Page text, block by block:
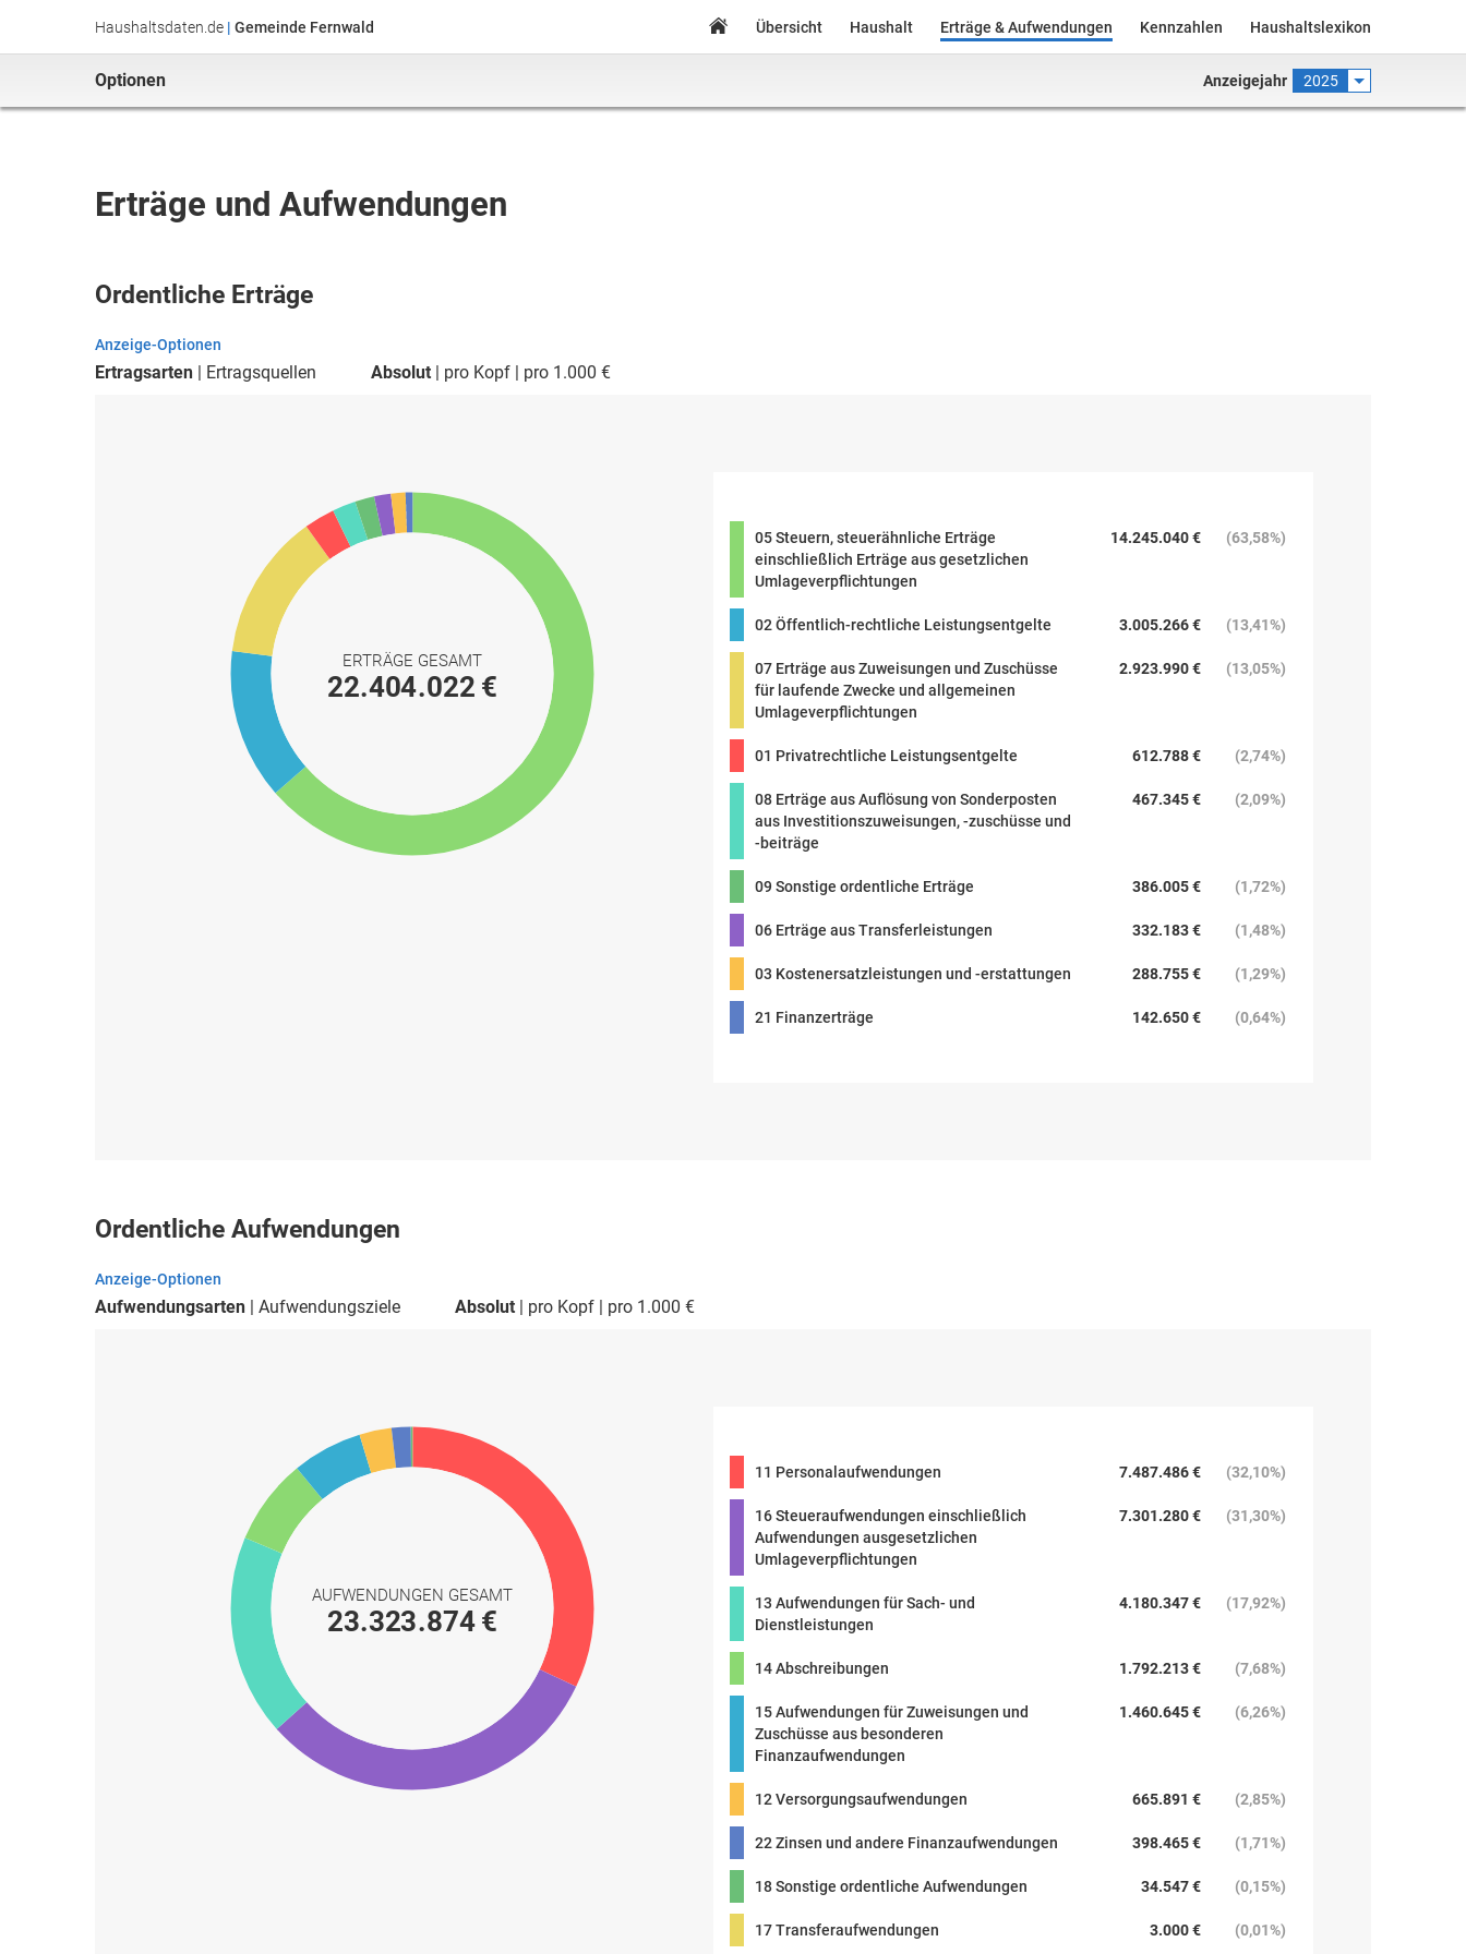
Haushaltsdaten.de | Gemeinde Fernwald Übersicht Haushalt Erträge & Aufwendungen Kennzahlen Haushaltslexikon
Optionen Anzeigejahr 2025
Erträge und Aufwendungen
Ordentliche Erträge
Anzeige-Optionen
Ertragsarten Ertragsquellen Absolut pro Kopf pro 1.000 €
ERTRÄGE GESAMT
22.404.022 €
05 Steuern, steuerähnliche Erträge
einschließlich Erträge aus gesetzlichen
Umlageverpflichtungen
14.245.040 € (63,58%)
02 Öffentlich-rechtliche Leistungsentgelte 3.005.266 € (13,41%)
07 Erträge aus Zuweisungen und Zuschüsse
für laufende Zwecke und allgemeinen
Umlageverpflichtungen
2.923.990 € (13,05%)
01 Privatrechtliche Leistungsentgelte 612.788 € (2,74%)
08 Erträge aus Auflösung von Sonderposten
aus Investitionszuweisungen, -zuschüsse und
-beiträge
467.345 € (2,09%)
09 Sonstige ordentliche Erträge 386.005 € (1,72%)
06 Erträge aus Transferleistungen 332.183 € (1,48%)
03 Kostenersatzleistungen und -erstattungen 288.755 € (1,29%)
21 Finanzerträge 142.650 € (0,64%)
Ordentliche Aufwendungen
Anzeige-Optionen
Aufwendungsarten Aufwendungsziele Absolut pro Kopf pro 1.000 €
AUFWENDUNGEN GESAMT
23.323.874 €
11 Personalaufwendungen 7.487.486 € (32,10%)
16 Steueraufwendungen einschließlich
Aufwendungen ausgesetzlichen
Umlageverpflichtungen
7.301.280 € (31,30%)
13 Aufwendungen für Sach- und
Dienstleistungen
4.180.347 € (17,92%)
14 Abschreibungen 1.792.213 € (7,68%)
15 Aufwendungen für Zuweisungen und
Zuschüsse aus besonderen
Finanzaufwendungen
1.460.645 € (6,26%)
12 Versorgungsaufwendungen 665.891 € (2,85%)
22 Zinsen und andere Finanzaufwendungen 398.465 € (1,71%)
18 Sonstige ordentliche Aufwendungen 34.547 € (0,15%)
17 Transferaufwendungen 3.000 € (0,01%)